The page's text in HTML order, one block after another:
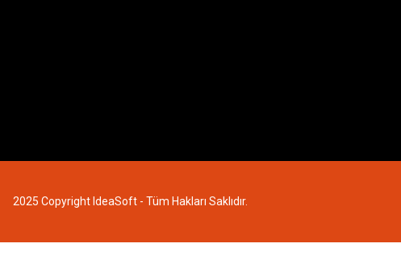
2025 Copyright IdeaSoft - Tüm Hakları Saklıdır.